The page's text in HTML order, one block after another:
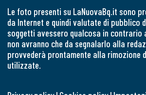
Le foto presenti su LaNuovaBq.it sono
da Internet e quindi valutate di pubblico
soggetti avessero qualcosa in contrario
non avranno che da segnalarlo alla
provvederà prontamente alla rimozione
utilizzate.